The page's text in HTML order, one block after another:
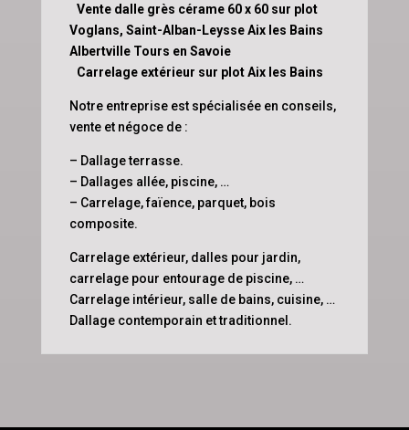
Vente dalle grès cérame 60 x 60 sur plot
Voglans, Saint-Alban-Leysse Aix les Bains
Albertville Tours en Savoie
Carrelage extérieur sur plot Aix les Bains
Notre entreprise est spécialisée en conseils,
vente et négoce de :
– Dallage terrasse.
– Dallages allée, piscine, …
– Carrelage, faïence, parquet, bois
composite.
Carrelage extérieur, dalles pour jardin,
carrelage pour entourage de piscine, …
Carrelage intérieur, salle de bains, cuisine, …
Dallage contemporain et traditionnel.